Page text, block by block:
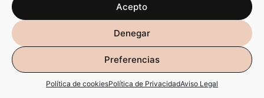
Acepto
Denegar
Preferencias
Política de cookiesPolítica de PrivacidadAviso Legal